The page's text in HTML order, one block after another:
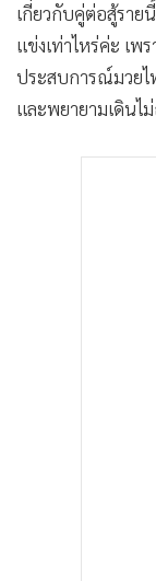
เกี่ยวกับคู่ต่อสู้ราย
แข่งเท่าไหร่ค่ะ เพ
ประสบการณ์มวยไ
และพยายามเดินไ